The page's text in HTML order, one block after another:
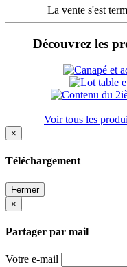
La vente s'est
Découvrez les
Voir tous les
×
Téléchargement
Fermer
×
Partager par mail
Votre e-mail